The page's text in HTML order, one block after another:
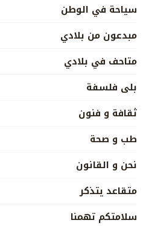
سياحة في الوطن
مبدعون من بلادي
متاحف في بلادي
بلى فلسفة
ثقافة و فنون
طب و صحة
نحن و القانون
متقاعد يتذكر
سلامتكم تهمنا